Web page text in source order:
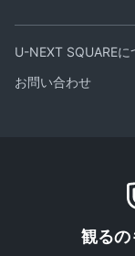
U-NEXT SQUAREに
お問い合わせ
観るの